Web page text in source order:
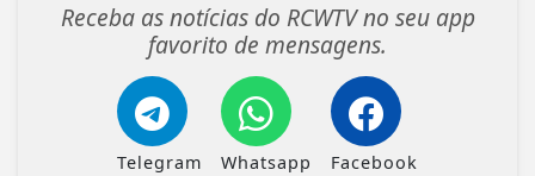
Receba as notícias do RCWTV no seu app
favorito de mensagens.
Telegram Whatsapp Facebook